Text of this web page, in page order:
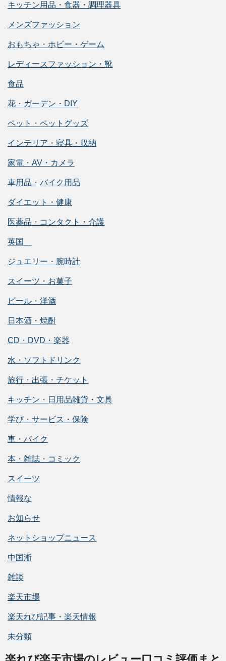
キッチン用品・食器・調理器具
メンズファッション
おもちゃ・ホビー・ゲーム
レディースファッション・靴
食品
花・ガーデン・DIY
ペット・ペットグッズ
インテリア・寝具・収納
家電・AV・カメラ
車用品・バイク用品
ダイエット・健康
医薬品・コンタクト・介護
英国
ジュエリー・腕時計
スイーツ・お菓子
ビール・洋酒
日本酒・焼酎
CD・DVD・楽器
水・ソフトドリンク
旅行・出張・チケット
キッチン・日用品雑貨・文具
学び・サービス・保険
車・バイク
本・雑誌・コミック
スイーツ
情報な
お知らせ
ネットショップニュース
中国淅
雑談
楽天市場
楽天れび記事・楽天情報
未分類